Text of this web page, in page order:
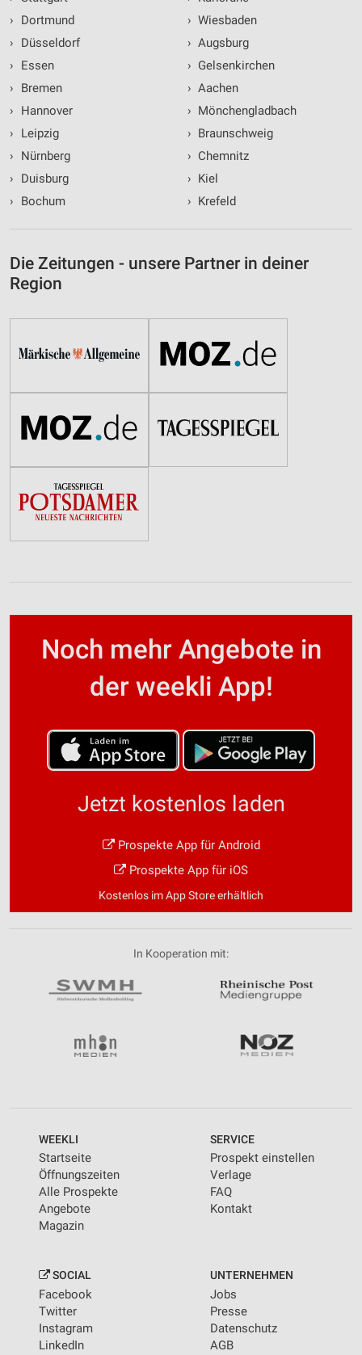
›
Dortmund
›
Düsseldorf
›
Essen
›
Bremen
›
Hannover
›
Leipzig
›
Nürnberg
›
Duisburg
›
Bochum
› Wiesbaden
› Augsburg
› Gelsenkirchen
› Aachen
› Mönchengladbach
› Braunschweig
› Chemnitz
› Kiel
› Krefeld
Die Zeitungen - unsere Partner in deiner
Region
Noch mehr Angebote in
der weekli App!
Jetzt kostenlos laden
Prospekte App für Android
Prospekte App für iOS
Kostenlos im App Store erhältlich
In Kooperation mit:
WEEKLI
Startseite
Öffnungszeiten
Alle Prospekte
Angebote
Magazin
SERVICE
Prospekt einstellen
Verlage
FAQ
Kontakt
SOCIAL
Facebook
Twitter
Instagram
LinkedIn
UNTERNEHMEN
Jobs
Presse
Datenschutz
AGB